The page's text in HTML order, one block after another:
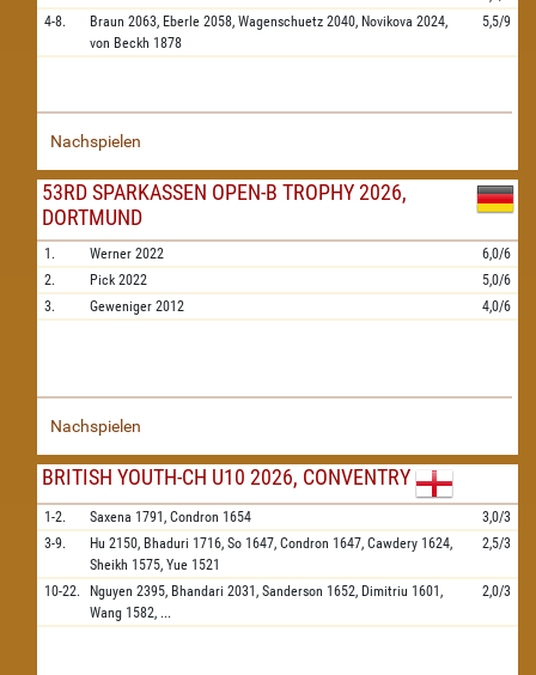
4-8.
Braun 2063, Eberle 2058, Wagenschuetz 2040, Novikova 2024,
von Beckh 1878
5,5/9
Nachspielen
53RD SPARKASSEN OPEN-B TROPHY 2026,
DORTMUND
1. Werner 2022
6,0/6
2.
Pick 2022
5,0/6
3.
Geweniger 2012 4,0/6
Nachspielen
BRITISH YOUTH-CH U10 2026, CONVENTRY
1-2. Saxena 1791, Condron 1654
3,0/3
3-9.
Hu 2150, Bhaduri 1716, So 1647, Condron 1647, Cawdery 1624,
Sheikh 1575, Yue 1521
2,5/3
10-22. Nguyen 2395, Bhandari 2031, Sanderson 1652, Dimitriu 1601,
Wang 1582, ...
2,0/3